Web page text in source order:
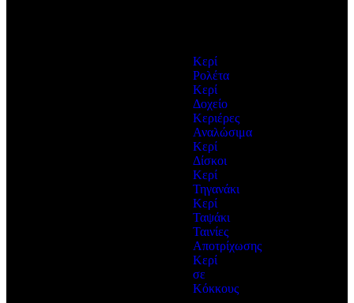
Κερί
Ρολέτα
Κερί
Δοχείο
Κεριέρες
Αναλώσιμα
Κερί
Δίσκοι
Κερί
Τηγανάκι
Κερί
Ταψάκι
Ταινίες
Αποτρίχωσης
Κερί
σε
Κόκκους